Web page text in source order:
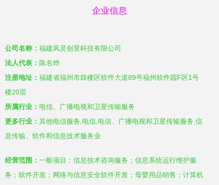
企业信息
公司名称： 福建风灵创景科技有限公司
法人代表： 陈名烨
注册地址： 福建省福州市鼓楼区软件大道89号福州软件园F区1号
楼20层
所属行业： 电信、广播电视和卫星传输服务
更多行业： 其他电信服务,电信,电信、广播电视和卫星传输服务,信
息传输、软件和信息技术服务业
经营范围： 一般项目：信息技术咨询服务；信息系统运行维护服
务；软件开发；网络与信息安全软件开发；母婴用品销售；计算机